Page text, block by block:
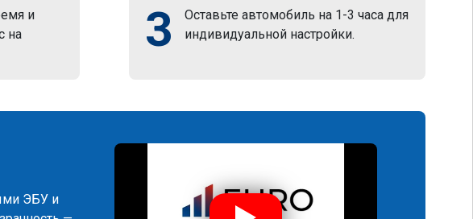
и
на
3
Оставьте автомобиль на 1-3 часа для
индивидуальной настройки.
ЭБУ и